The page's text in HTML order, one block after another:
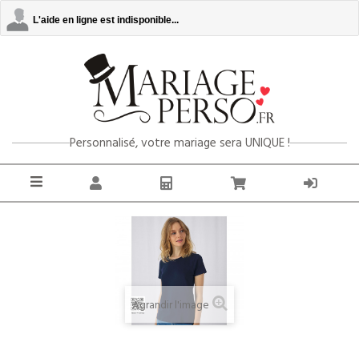
L'aide en ligne est indisponible...
Personnalisé, votre mariage sera UNIQUE !
Agrandir l'image